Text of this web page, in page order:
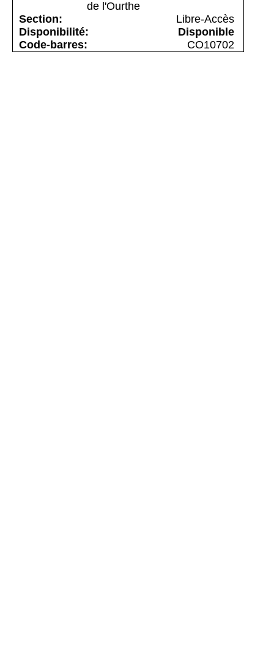
de l'Ourthe
Libre-Accès
Disponible
CO10702